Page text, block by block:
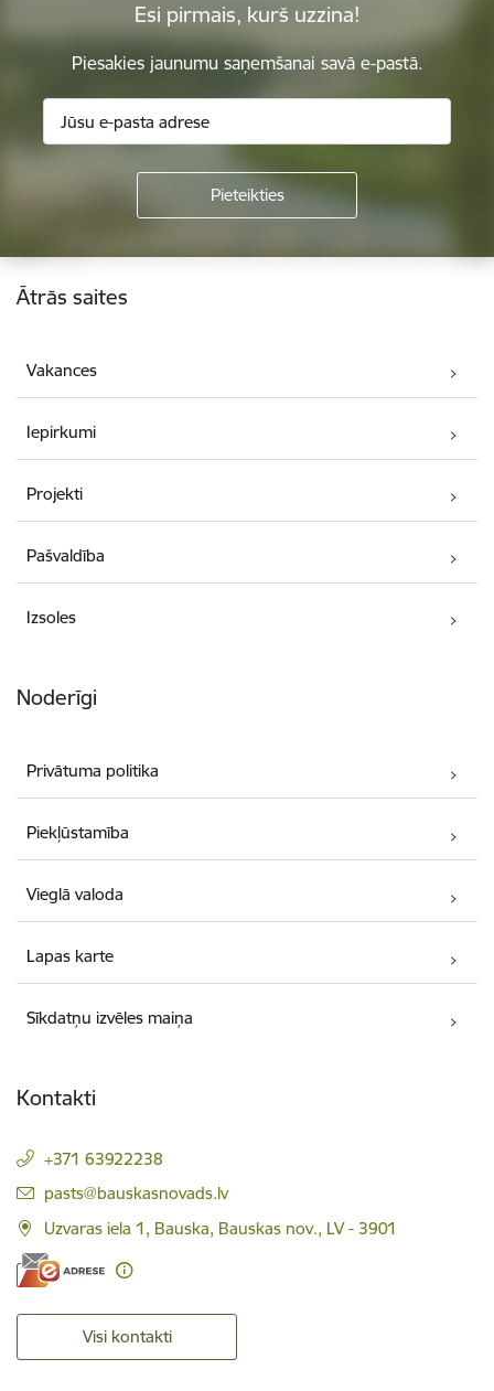
Esi pirmais, kurš uzzina!
Piesakies jaunumu saņemšanai savā e-pastā.
Kājene
Ātrās saites
Vakances
Iepirkumi
Projekti
Pašvaldība
Izsoles
Noderīgi
Privātuma politika
Piekļūstamība
Vieglā valoda
Lapas karte
Sīkdatņu izvēles maiņa
Kontakti
+371 63922238
E-pasts:
pasts@bauskasnovads.lv
Uzvaras iela 1, Bauska, Bauskas nov., LV - 3901
Visi kontakti